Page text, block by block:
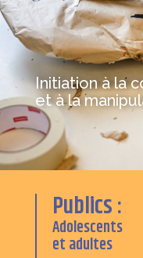
Initiation à la
et à la
Publics :
Adolescents
et adultes